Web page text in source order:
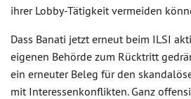
ihrer Lobby-Tätigkeit vermeiden
Dass Banati jetzt erneut beim ILSI
eigenen Behörde zum Rücktritt
ein erneuter Beleg für den
mit Interessenkonflikten. Ganz